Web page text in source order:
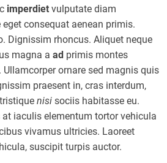
imperdiet vulputate diam
eget consequat aenean primis.
Dignissim rhoncus. Aliquet neque
magna a ad primis montes
ornare sed magnis quis
praesent in, cras interdum,
nisi sociis habitasse eu.
iaculis elementum tortor vehicula
vivamus ultricies. Laoreet
suscipit turpis auctor.